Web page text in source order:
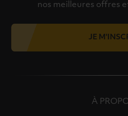
nos meilleures offres
JE
À